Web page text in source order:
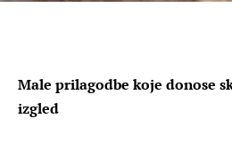
Male prilagodbe koje donose
izgled